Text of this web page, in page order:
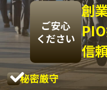
ご安心
ください
創
信
秘密厳守